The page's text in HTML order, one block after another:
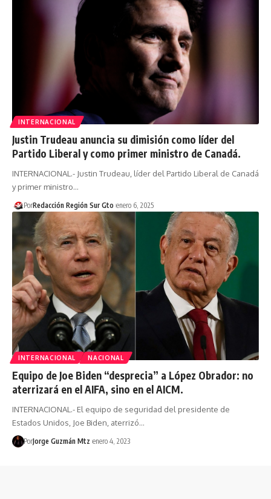
INTERNACIONAL
Justin Trudeau anuncia su dimisión como líder del
Partido Liberal y como primer ministro de Canadá.
INTERNACIONAL.- Justin Trudeau, líder del Partido Liberal de Canadá
y primer ministro…
PorRedacción Región Sur Gto enero 6, 2025
INTERNACIONAL NACIONAL
Equipo de Joe Biden “desprecia” a López Obrador: no
aterrizará en el AIFA, sino en el AICM.
INTERNACIONAL.- El equipo de seguridad del presidente de
Estados Unidos, Joe Biden, aterrizó…
PorJorge Guzmán Mtz enero 4, 2023